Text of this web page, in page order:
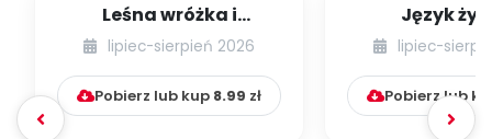
Leśna wróżka i
przyjaciele
lipiec-sierpień 2026
Pobierz lub kup 8.99 zł
Język
lipiec-
Pobierz lub